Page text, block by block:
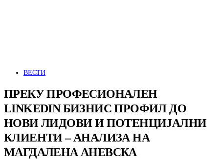
ВЕСТИ
ПРЕКУ ПРОФЕСИОНАЛЕН
LINKEDIN БИЗНИС ПРОФИЛ ДО
НОВИ ЛИДОВИ И ПОТЕНЦИЈАЛНИ
КЛИЕНТИ – АНАЛИЗА НА
МАГДАЛЕНА АНЕВСКА